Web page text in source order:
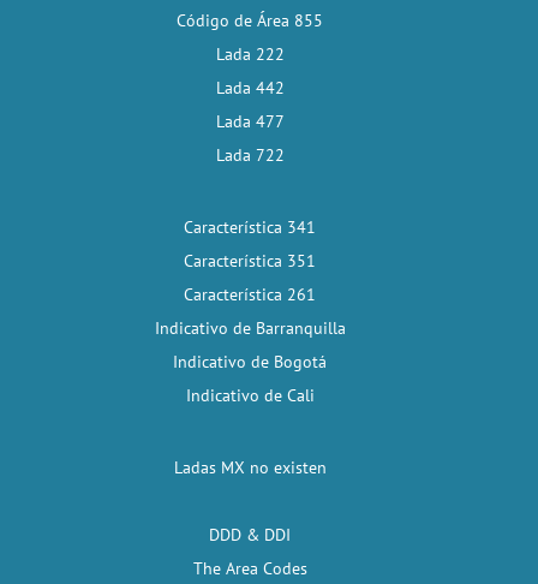
Código de Área 855
Lada 222
Lada 442
Lada 477
Lada 722
Característica 341
Característica 351
Característica 261
Indicativo de Barranquilla
Indicativo de Bogotá
Indicativo de Cali
Ladas MX no existen
DDD & DDI
The Area Codes